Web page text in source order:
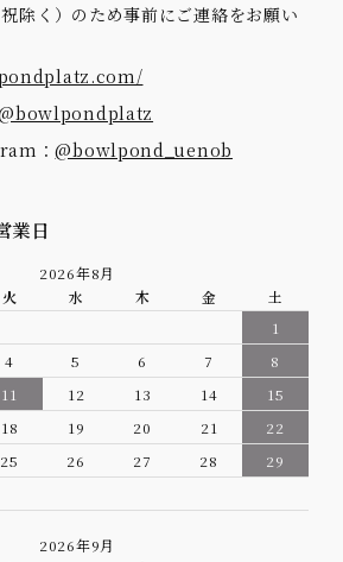
除く）のため事前にご連絡をお願い
：@bowlpond_uenob
業日
2026年8月
火 水 木 金
土
1
4 5 6 7
8
11 12 13 14
15
18 19 20 21
22
25 26 27 28
29
2026年9月